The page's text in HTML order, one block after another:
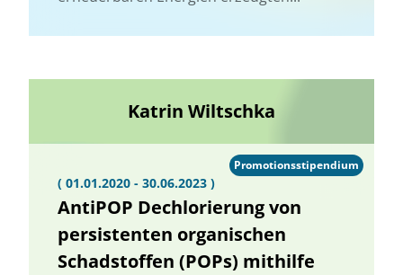
Katrin Wiltschka
( 01.01.2020 - 30.06.2023 )
AntiPOP Dechlorierung von
persistenten organischen
Schadstoffen (POPs) mithilfe
Promotionsstipendium